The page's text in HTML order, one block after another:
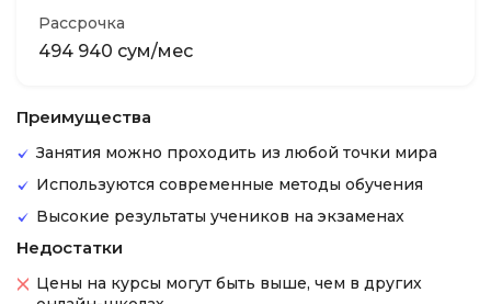
Рассрочка
494 940 сум/мес
Преимущества
Занятия можно проходить из любой точки мира
Используются современные методы обучения
Высокие результаты учеников на экзаменах
Недостатки
Цены на курсы могут быть выше, чем в других